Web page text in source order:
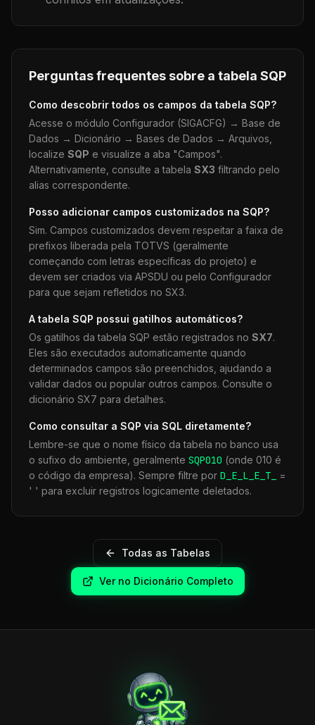
Perguntas frequentes sobre a tabela SQP
Como descobrir todos os campos da tabela SQP?
Acesse o módulo Configurador (SIGACFG) → Base de
Dados → Dicionário → Bases de Dados → Arquivos,
localize SQP e visualize a aba "Campos".
Alternativamente, consulte a tabela SX3 filtrando pelo
alias correspondente.
Posso adicionar campos customizados na SQP?
Sim. Campos customizados devem respeitar a faixa de
prefixos liberada pela TOTVS (geralmente
começando com letras específicas do projeto) e
devem ser criados via APSDU ou pelo Configurador
para que sejam refletidos no SX3.
A tabela SQP possui gatilhos automáticos?
Os gatilhos da tabela SQP estão registrados no SX7.
Eles são executados automaticamente quando
determinados campos são preenchidos, ajudando a
validar dados ou popular outros campos. Consulte o
dicionário SX7 para detalhes.
Como consultar a SQP via SQL diretamente?
Lembre-se que o nome físico da tabela no banco usa
o sufixo do ambiente, geralmente SQP010 (onde 010 é
o código da empresa). Sempre filtre por D_E_L_E_T_
=
' ' para excluir registros logicamente deletados.
Todas as Tabelas
Ver no Dicionário Completo